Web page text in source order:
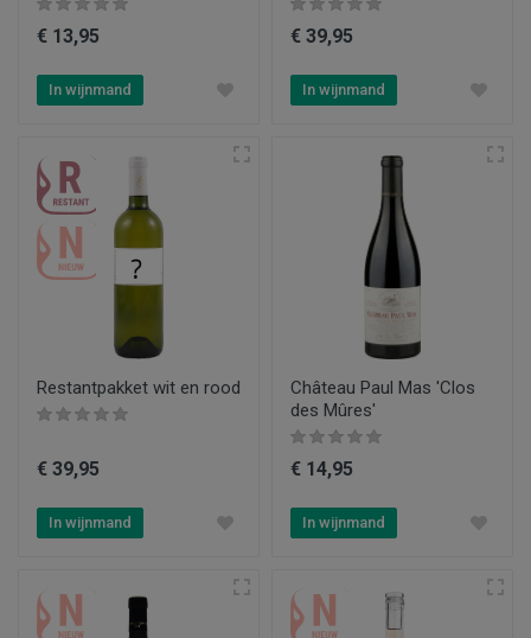
€ 13,95
In wijnmand
€ 39,95
In wijnmand
Restantpakket wit en rood
€ 39,95
In wijnmand
Château Paul Mas 'Clos
des Mûres'
€ 14,95
In wijnmand